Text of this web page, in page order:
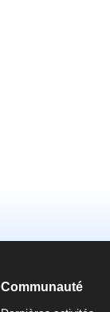
Communauté